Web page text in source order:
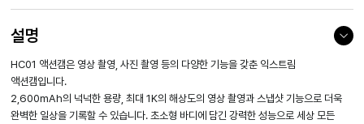
설명
HC01 액션캠은 영상 촬영, 사진 촬영 등의 다양한 기능을 갖춘 익스트림
액션캠입니다.
2,600mAh의 넉넉한 용량, 최대 1K의 해상도의 영상 촬영과 스냅샷 기능으로 더욱
완벽한 일상을 기록할 수 있습니다. 초소형 바디에 담긴 강력한 성능으로 세상 모든